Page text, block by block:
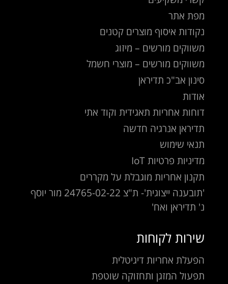
מפת אתר
נקודות איסוף מוצרים קטנים
משווקים מורשים – מיזוג
משווקים מורשים – מוצרי חשמל
סינון אב"כ תדיראן
אודות
דוחות אחריות תאגידית וקוד אתי
תדיראן אנרגיה חדשה
תנאי שימוש
מדיניות פרטיות IoT
תקנון אחריות מוגבלת על מקררים
'תובענה ייצוגית'- ת"צ 24765-02-22 מור יוסף
נ' תדיראן ואח'
שירות לקוחות
הפעלת אחריות דיגיטלית
תפעול המזגן ותחזוקה שוטפת